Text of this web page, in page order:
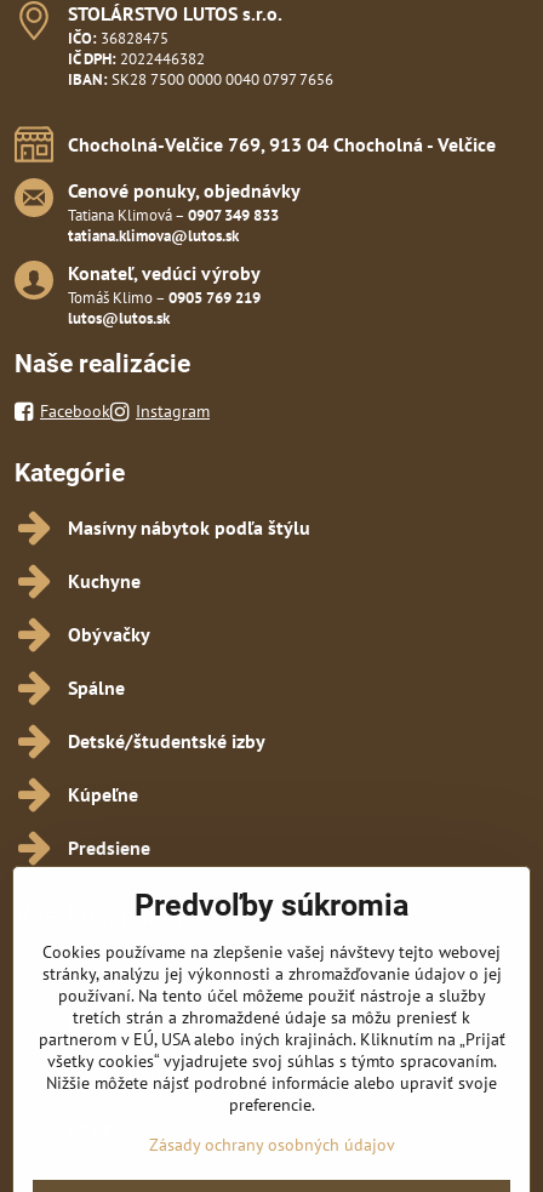
STOLÁRSTVO LUTOS s​.r​.o​.
IČO: 36828475
IČ DPH: 2022446382
IBAN:SK28 7500 0000 0040 0797 7656
Chocholná-Velčice 769, 913 04 Chocholná - Velčice
Cenové ponuky, objednávky
Tatiana Klimová – 0907 349 833
tatiana.klimova@lutos.sk
Konateľ, vedúci výroby
Tomáš Klimo – 0905 769 219
lutos@lutos.sk
Naše realizácie
Facebook Instagram
Kategórie
Masívny nábytok podľa štýlu
Kuchyne
Obývačky
Spálne
Detské/študentské izby
Kúpeľne
Predsiene
Všetko k nákupu
Obchodné podmienky
Reklamačné podmienky
Ochrana OÚ
Predvoľby súkromia
Cookies používame na zlepšenie vašej návštevy tejto webovej
stránky, analýzu jej výkonnosti a zhromažďovanie údajov o jej
používaní. Na tento účel môžeme použiť nástroje a služby
tretích strán a zhromaždené údaje sa môžu preniesť k
partnerom v EÚ, USA alebo iných krajinách. Kliknutím na „Prijať
všetky cookies“ vyjadrujete svoj súhlas s týmto spracovaním.
Nižšie môžete nájsť podrobné informácie alebo upraviť svoje
preferencie.
Zásady ochrany osobných údajov